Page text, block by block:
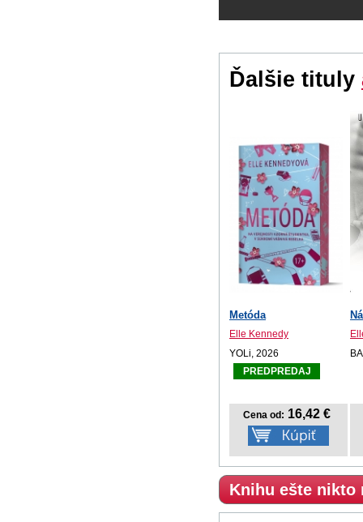
Ďalšie tituly
Metóda
Elle Kennedy
YOLi, 2026
PREDPREDAJ
Cena od: 16,42 €
Knihu ešte nikto